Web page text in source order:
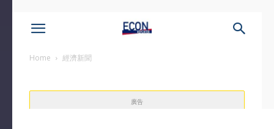
Home 經濟新聞
廣告